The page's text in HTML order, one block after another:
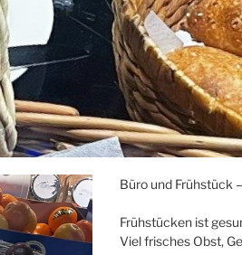
Büro und Frühstück
Frühstücken ist
Viel frisches Obst,